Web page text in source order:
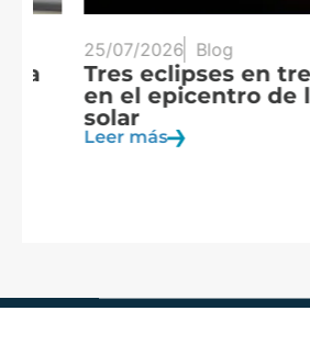
25/07/2026 Blog
Tres eclipses en tres
en el epicentro de la
solar
Leer más